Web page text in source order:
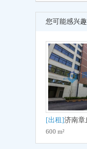
您可能感兴
[出租]济南章
出租 配套齐
600 m²